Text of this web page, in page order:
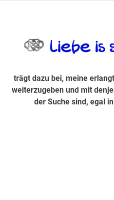
Suche sind, egal
trägt dazu bei, meine
weiterzugeben und mit
der Suche sind, egal